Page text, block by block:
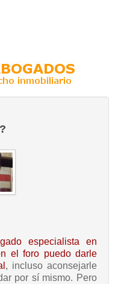
especialista en
el foro puedo darle
, incluso aconsejarle
por sí mismo. Pero